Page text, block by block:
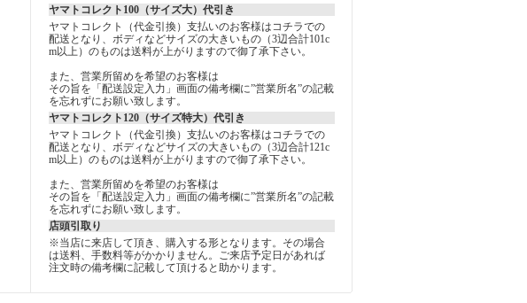
ヤマトコレクト100（サイズ大）代引き
ヤマトコレクト（代金引換）支払いのお客様はコチラでの
配送となり、ボディなどサイズの大きいもの（3辺合計101c
m以上）のものは送料が上がりますので御了承下さい。
また、営業所留めを希望のお客様は
その旨を「配送設定入力」画面の備考欄に”営業所名”の記載
を忘れずにお願い致します。
ヤマトコレクト120（サイズ特大）代引き
ヤマトコレクト（代金引換）支払いのお客様はコチラでの
配送となり、ボディなどサイズの大きいもの（3辺合計121c
m以上）のものは送料が上がりますので御了承下さい。
また、営業所留めを希望のお客様は
その旨を「配送設定入力」画面の備考欄に”営業所名”の記載
を忘れずにお願い致します。
店頭引取り
※当店に来店して頂き、購入する形となります。その場合
は送料、手数料等がかかりません。ご来店予定日があれば
注文時の備考欄に記載して頂けると助かります。